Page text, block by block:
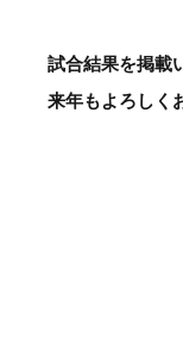
試合結果を掲載
来年もよろしく